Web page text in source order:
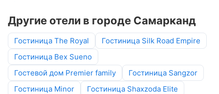
Другие отели в городе Самарканд
Гостиница The Royal
Гостиница Silk Road Empire
Гостиница Bex Sueno
Гостевой дом Premier family
Гостиница Sangzor
Гостиница Minor
Гостиница Shaxzoda Elite